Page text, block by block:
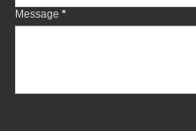
Message *